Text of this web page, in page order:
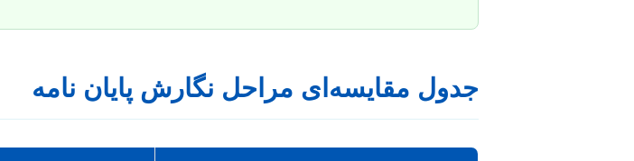
جدول مقایسه‌ای مراحل نگارش پایان نامه